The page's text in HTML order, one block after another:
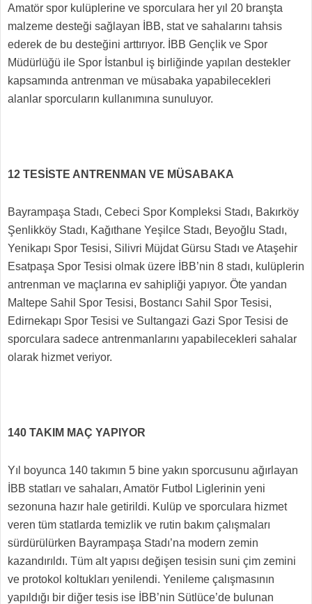
Amatör spor kulüplerine ve sporculara her yıl 20 branşta
malzeme desteği sağlayan İBB, stat ve sahalarını tahsis
ederek de bu desteğini arttırıyor. İBB Gençlik ve Spor
Müdürlüğü ile Spor İstanbul iş birliğinde yapılan destekler
kapsamında antrenman ve müsabaka yapabilecekleri
alanlar sporcuların kullanımına sunuluyor.
12 TESİSTE ANTRENMAN VE MÜSABAKA
Bayrampaşa Stadı, Cebeci Spor Kompleksi Stadı, Bakırköy
Şenlikköy Stadı, Kağıthane Yeşilce Stadı, Beyoğlu Stadı,
Yenikapı Spor Tesisi, Silivri Müjdat Gürsu Stadı ve Ataşehir
Esatpaşa Spor Tesisi olmak üzere İBB’nin 8 stadı, kulüplerin
antrenman ve maçlarına ev sahipliği yapıyor. Öte yandan
Maltepe Sahil Spor Tesisi, Bostancı Sahil Spor Tesisi,
Edirnekapı Spor Tesisi ve Sultangazi Gazi Spor Tesisi de
sporculara sadece antrenmanlarını yapabilecekleri sahalar
olarak hizmet veriyor.
140 TAKIM MAÇ YAPIYOR
Yıl boyunca 140 takımın 5 bine yakın sporcusunu ağırlayan
İBB statları ve sahaları, Amatör Futbol Liglerinin yeni
sezonuna hazır hale getirildi. Kulüp ve sporculara hizmet
veren tüm statlarda temizlik ve rutin bakım çalışmaları
sürdürülürken Bayrampaşa Stadı’na modern zemin
kazandırıldı. Tüm alt yapısı değişen tesisin suni çim zemini
ve protokol koltukları yenilendi. Yenileme çalışmasının
yapıldığı bir diğer tesis ise İBB’nin Sütlüce’de bulunan